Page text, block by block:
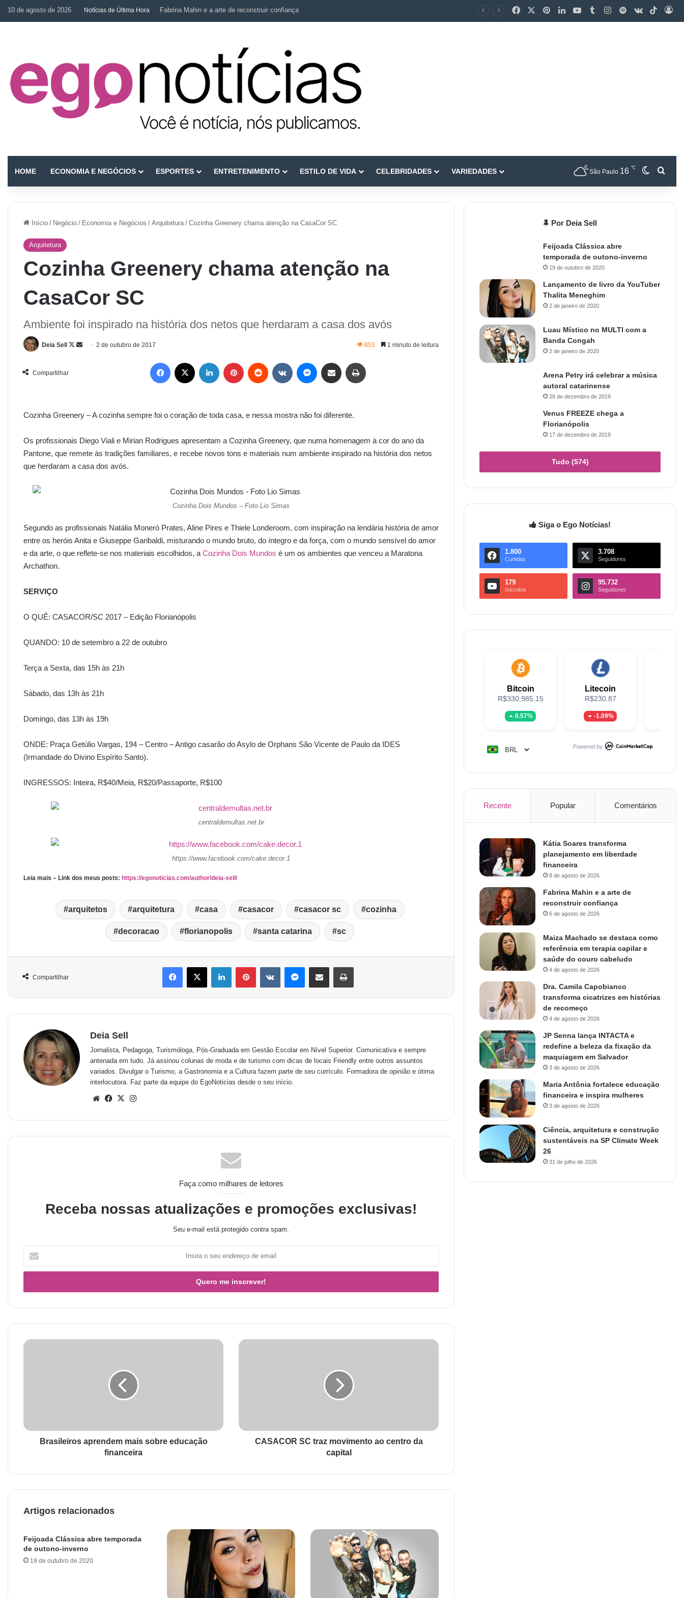
10 de agosto de 2026 Notícias de Última Hora Fabrina Mahin e a arte de reconstruir confiança
HOME ECONOMIA E NEGÓCIOS ESPORTES ENTRETENIMENTO ESTILO DE VIDA CELEBRIDADES VARIEDADES São Paulo 16 ℃
Início / Negócio / Economia e Negócios / Arquitetura / Cozinha Greenery chama atenção na CasaCor SC
Arquitetura
Cozinha Greenery chama atenção na
CasaCor SC
Ambiente foi inspirado na história dos netos que herdaram a casa dos avós
Deia Sell 2 de outubro de 2017 853 1 minuto de leitura
Compartilhar
Cozinha Greenery – A cozinha sempre foi o coração de toda casa, e nessa mostra não foi diferente.
Os profissionais Diego Viali e Mirian Rodrigues apresentam a Cozinha Greenery, que numa homenagem à cor do ano da
Pantone, que remete às tradições familiares, e recebe novos tons e materiais num ambiente inspirado na história dos netos
que herdaram a casa dos avós.
Cozinha Dois Mundos – Foto Lio Simas
Segundo as profissionais Natália Moneró Prates, Aline Pires e Thiele Londeroom, com inspiração na lendária história de amor
entre os heróis Anita e Giuseppe Garibaldi, misturando o mundo bruto, do íntegro e da força, com o mundo sensível do amor
e da arte, o que reflete-se nos materiais escolhidos, a Cozinha Dois Mundos é um os ambientes que venceu a Maratona
Archathon.
SERVIÇO
O QUÊ: CASACOR/SC 2017 – Edição Florianópolis
QUANDO: 10 de setembro a 22 de outubro
Terça a Sexta, das 15h às 21h
Sábado, das 13h às 21h
Domingo, das 13h às 19h
ONDE: Praça Getúlio Vargas, 194 – Centro – Antigo casarão do Asylo de Orphans São Vicente de Paulo da IDES
(Irmandade do Divino Espírito Santo).
INGRESSOS: Inteira, R$40/Meia, R$20/Passaporte, R$100
centraldemultas.net.br
https://www.facebook.com/cake.decor.1
Leia mais – Link dos meus posts: https://egonoticias.com/author/deia-sell/
arquitetos arquitetura casa casacor casacor sc cozinha
decoracao florianopolis santa catarina sc
Compartilhar
Deia Sell
Jornalista, Pedagoga, Turismóloga, Pós-Graduada em Gestão Escolar em Nível Superior. Comunicativa e sempre
antenada em tudo. Já assinou colunas de moda e de turismo com dicas de locais Friendly entre outros assuntos
variados. Divulgar o Turismo, a Gastronomia e a Cultura fazem parte de seu currículo. Formadora de opinião e ótima
interlocutora. Faz parte da equipe do EgoNoticias desde o seu início.
Faça como milhares de leitores
Receba nossas atualizações e promoções exclusivas!
Seu e-mail está protegido contra spam.
Brasileiros aprendem mais sobre educação
financeira
CASACOR SC traz movimento ao centro da
capital
Artigos relacionados
Feijoada Clássica abre temporada
de outono-inverno
19 de outubro de 2020
Por Deia Sell
Feijoada Clássica abre
temporada de outono-inverno
19 de outubro de 2020
Lançamento de livro da YouTuber
Thalita Meneghim
2 de janeiro de 2020
Luau Místico no MULTI com a
Banda Congah
2 de janeiro de 2020
Arena Petry irá celebrar a música
autoral catarinense
28 de dezembro de 2019
Venus FREEZE chega a
Florianópolis
17 de dezembro de 2019
Tudo (574)
Siga o Ego Notícias!
1.800
Curtidas
3.708
Seguidores
179
Inscritos
95.732
Seguidores
Bitcoin
R$330,985.15
0.57%
Litecoin
R$230.87
-1.09%
Powered by
Recente Popular Comentários
Kátia Soares transforma
planejamento em liberdade
financeira
8 de agosto de 2026
Fabrina Mahin e a arte de
reconstruir confiança
6 de agosto de 2026
Maiza Machado se destaca como
referência em terapia capilar e
saúde do couro cabeludo
4 de agosto de 2026
Dra. Camila Capobianco
transforma cicatrizes em histórias
de recomeço
4 de agosto de 2026
JP Senna lança INTACTA e
redefine a beleza da fixação da
maquiagem em Salvador
3 de agosto de 2026
Maria Antônia fortalece educação
financeira e inspira mulheres
3 de agosto de 2026
Ciência, arquitetura e construção
sustentáveis na SP Climate Week
26
31 de julho de 2026